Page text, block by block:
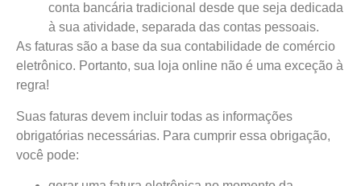
conta bancária tradicional desde que seja dedicada
à sua atividade, separada das contas pessoais.
As faturas são a base da sua contabilidade de comércio
eletrônico. Portanto, sua loja online não é uma exceção à
regra!
Suas faturas devem incluir todas as informações
obrigatórias necessárias. Para cumprir essa obrigação,
você pode: